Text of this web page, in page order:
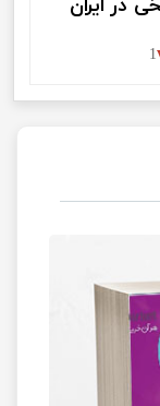
در ایران
1